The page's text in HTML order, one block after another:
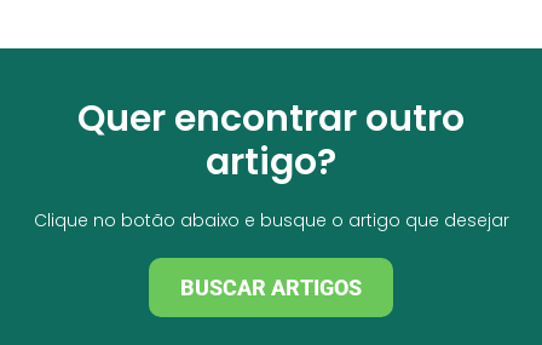
Quer encontrar outro
artigo?
Clique no botão abaixo e busque o artigo que desejar
BUSCAR ARTIGOS